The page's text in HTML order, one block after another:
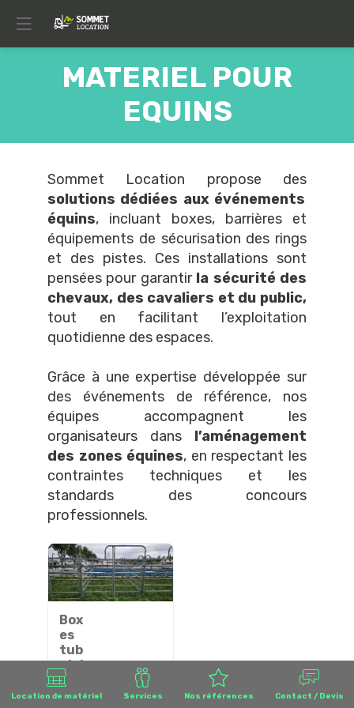
MATERIEL POUR
EQUINS
Sommet Location propose des
solutions dédiées aux événements
équins, incluant boxes, barrières et
équipements de sécurisation des rings
et des pistes. Ces installations sont
pensées pour garantirla sécurité des
chevaux, des cavaliers et du public,
tout en facilitant l’exploitation
quotidienne des espaces.
Grâce à une expertise développée sur
des événements de référence, nos
équipes accompagnent les
organisateurs dans l’aménagement
des zones équines, en respectant les
contraintes techniques et les
standards des concours
professionnels.
Box
es
tub
ulai
re
Location de matériel Services Nos références Contact / Devis